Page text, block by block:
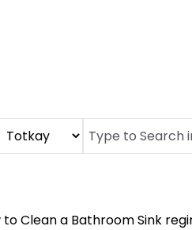
Clean a Bathroom Sink